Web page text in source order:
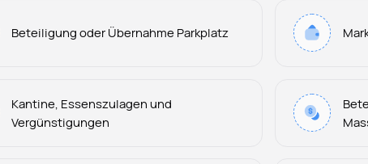
Beteiligung oder Übernahme Parkplatz
Kantine, Essenszulagen und
Vergünstigungen